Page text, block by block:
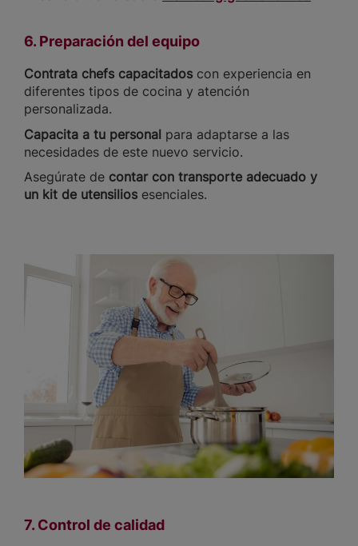
6. Preparación del equipo
Contrata chefs capacitados con experiencia en
diferentes tipos de cocina y atención
personalizada.
Capacita a tu personal para adaptarse a las
necesidades de este nuevo servicio.
Asegúrate de contar con transporte adecuado y
un kit de utensilios esenciales.
7. Control de calidad